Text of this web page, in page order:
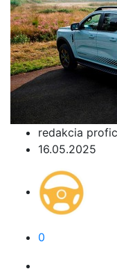
redakcia
16.05.2025
0